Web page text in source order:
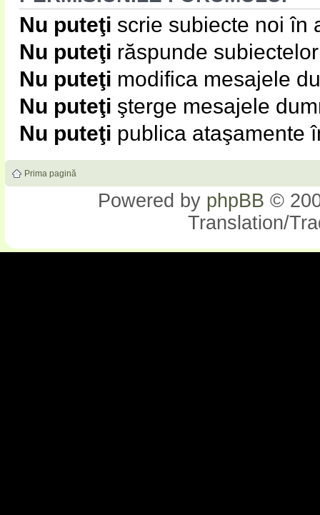
Nu puteţi scrie subiecte noi în
Nu puteţi răspunde
Nu puteţi modifica mesajele
Nu puteţi şterge mesajele
Nu puteţi publica ataşamente
Prima pagină
Powered by phpBB ©
Translation/